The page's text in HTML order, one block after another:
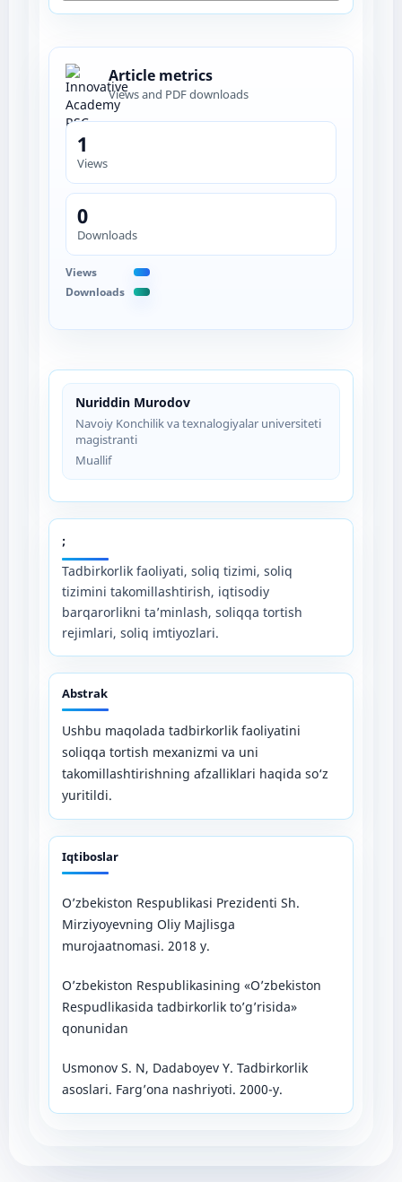
Nuriddin Murodov
Navoiy Konchilik va texnalogiyalar universiteti
magistranti
Muallif
;
Tadbirkorlik faoliyati, soliq tizimi, soliq
tizimini takomillashtirish, iqtisodiy
barqarorlikni ta’minlash, soliqqa tortish
rejimlari, soliq imtiyozlari.
Abstrak
Ushbu maqolada tadbirkorlik faoliyatini
soliqqa tortish mexanizmi va uni
takomillashtirishning afzalliklari haqida so‘z
yuritildi.
Iqtiboslar
O’zbekiston Respublikasi Prezidenti Sh.
Mirziyoyevning Oliy Majlisga
murojaatnomasi. 2018 y.
O’zbekiston Respublikasining «O’zbekiston
Respudlikasida tadbirkorlik to’g’risida»
qonunidan
Usmonov S. N, Dadaboyev Y. Tadbirkorlik
asoslari. Farg’ona nashriyoti. 2000-y.
Article metrics
Views and PDF downloads
1
Views
0
Downloads
Views
Downloads